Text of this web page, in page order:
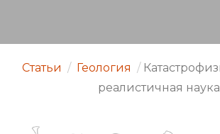
Статьи / Геология /
реалистичная наука